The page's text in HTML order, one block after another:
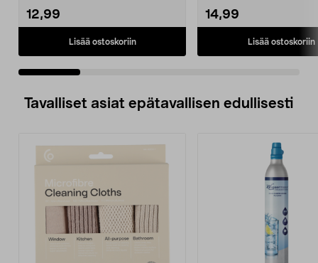
12,99
Lisää ostoskoriin
14,99
Lisää ostoskoriin
Tavalliset asiat epätavallisen edullisesti